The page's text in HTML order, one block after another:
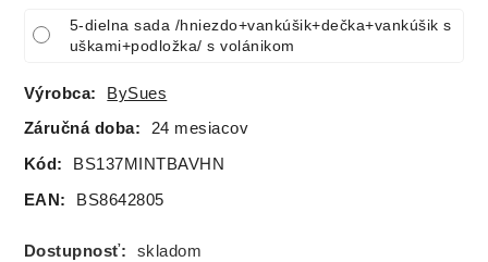
5-dielna sada /hniezdo+vankúšik+dečka+vankúšik s
uškami+podložka/ s volánikom
Výrobca: BySues
Záručná doba: 24 mesiacov
Kód: BS137MINTBAVHN
EAN: BS8642805
Dostupnosť: skladom